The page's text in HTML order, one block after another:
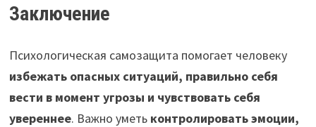
Заключение
Психологическая самозащита помогает человеку
избежать опасных ситуаций, правильно себя
вести в момент угрозы и чувствовать себя
увереннее. Важно уметь контролировать эмоции,